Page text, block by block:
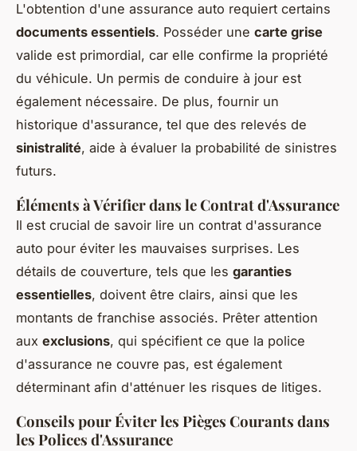
L'obtention d'une assurance auto requiert certains
documents essentiels. Posséder une carte grise
valide est primordial, car elle confirme la propriété
du véhicule. Un permis de conduire à jour est
également nécessaire. De plus, fournir un
historique d'assurance, tel que des relevés de
sinistralité, aide à évaluer la probabilité de sinistres
futurs.
Éléments à Vérifier dans le Contrat d'Assurance
Il est crucial de savoir lire un contrat d'assurance
auto pour éviter les mauvaises surprises. Les
détails de couverture, tels que les garanties
essentielles, doivent être clairs, ainsi que les
montants de franchise associés. Prêter attention
aux exclusions, qui spécifient ce que la police
d'assurance ne couvre pas, est également
déterminant afin d'atténuer les risques de litiges.
Conseils pour Éviter les Pièges Courants dans
les Polices d'Assurance